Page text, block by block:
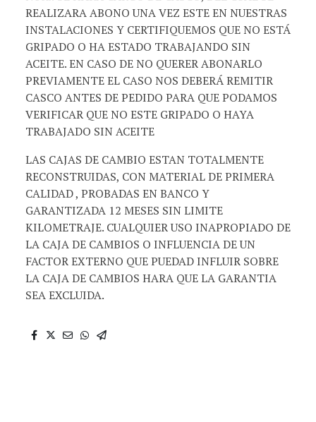
REALIZARA ABONO UNA VEZ ESTE EN NUESTRAS
INSTALACIONES Y CERTIFIQUEMOS QUE NO ESTÁ
GRIPADO O HA ESTADO TRABAJANDO SIN
ACEITE. EN CASO DE NO QUERER ABONARLO
PREVIAMENTE EL CASO NOS DEBERÁ REMITIR
CASCO ANTES DE PEDIDO PARA QUE PODAMOS
VERIFICAR QUE NO ESTE GRIPADO O HAYA
TRABAJADO SIN ACEITE
LAS CAJAS DE CAMBIO ESTAN TOTALMENTE
RECONSTRUIDAS, CON MATERIAL DE PRIMERA
CALIDAD , PROBADAS EN BANCO Y
GARANTIZADA 12 MESES SIN LIMITE
KILOMETRAJE. CUALQUIER USO INAPROPIADO DE
LA CAJA DE CAMBIOS O INFLUENCIA DE UN
FACTOR EXTERNO QUE PUEDAD INFLUIR SOBRE
LA CAJA DE CAMBIOS HARA QUE LA GARANTIA
SEA EXCLUIDA.